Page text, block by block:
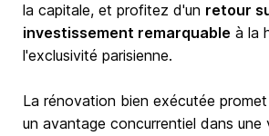
la capitale, et profitez d'un retour
investissement remarquable à la
l'exclusivité parisienne.
La rénovation bien exécutée
un avantage concurrentiel dans une